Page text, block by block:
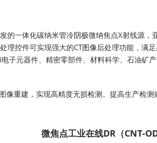
的一体化碳纳米管冷阴极微纳焦点X射线源
理控件可实现强大的CT图像后处理功能，满
子元器件、精密零部件、材料科学、石油矿
重建，实现高精度无损检测。提高生产检测
微焦点工业在线DR（CNT-